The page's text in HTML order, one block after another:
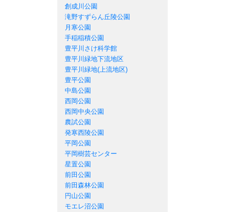
創成川公園
滝野すずらん丘陵公園
月寒公園
手稲稲積公園
豊平川さけ科学館
豊平川緑地下流地区
豊平川緑地(上流地区)
豊平公園
中島公園
西岡公園
西岡中央公園
農試公園
発寒西陵公園
平岡公園
平岡樹芸センター
星置公園
前田公園
前田森林公園
円山公園
モエレ沼公園